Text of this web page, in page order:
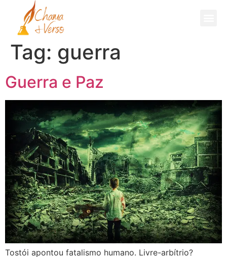
Tag: guerra
Guerra e Paz
Tostói apontou fatalismo humano. Livre-arbítrio?